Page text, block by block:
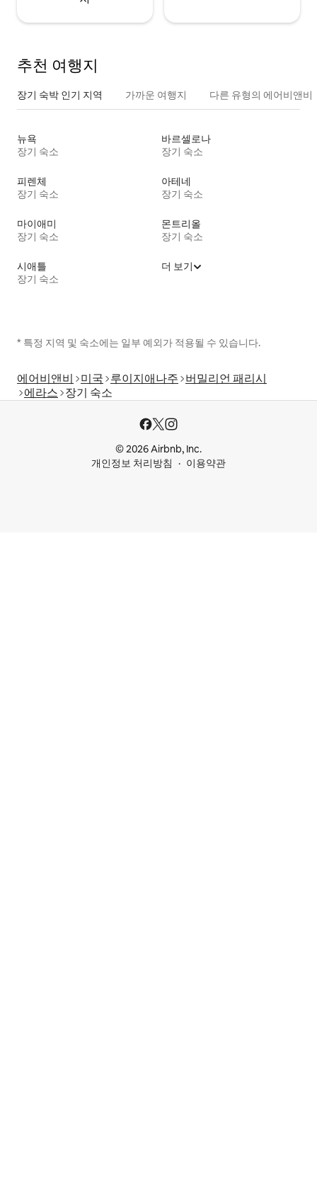
추천 여행지
장기 숙박 인기 지역 가까운 여행지 다른 유형의 에어비앤비
뉴욕
장기 숙소
바르셀로나
장기 숙소
피렌체
장기 숙소
아테네
장기 숙소
마이애미
장기 숙소
몬트리올
장기 숙소
시애틀
장기 숙소
더 보기
* 특정 지역 및 숙소에는 일부 예외가 적용될 수 있습니다.
에어비앤비 미국 루이지애나주 버밀리언 패리시
에라스 장기 숙소
© 2026 Airbnb, Inc.
개인정보 처리방침
이용약관